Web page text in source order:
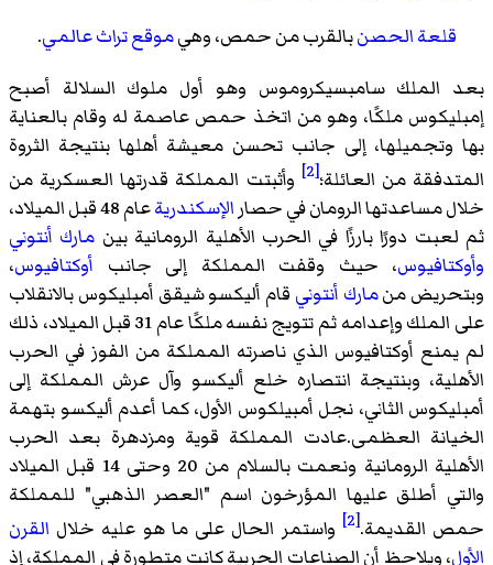
قلعة الحصنبالقرب من حمص، وهيموقع تراث عالمي.
بعد الملك سامبسيكروموس وهو أول ملوك السلالة أصبح
إمبليكوس ملكًا، وهو من اتخذ حمص عاصمة له وقام بالعناية
بها وتجميلها، إلى جانب تحسن معيشة أهلها بنتيجة الثروة
المتدفقة من العائلة؛[2]
وأثبتت المملكة قدرتها العسكرية من
خلال مساعدتها الرومان في حصار الإسكندرية
عام 48 قبل الميلاد،
ثم لعبت دورًا بارزًا في الحرب الأهلية الرومانية بين مارك أنتوني
وأوكتافيوس، حيث وقفت المملكة إلى جانب أوكتافيوس،
وبتحريض منمارك أنتوني قام أليكسو شيقق أمبليكوس بالانقلاب
على الملك وإعدامه ثم تتويج نفسه ملكًا عام 31 قبل الميلاد، ذلك
لم يمنع أوكتافيوس الذي ناصرته المملكة من الفوز في الحرب
الأهلية، وبنتيجة انتصاره خلع أليكسو وآل عرش المملكة إلى
أمبليكوس الثاني، نجل أمبيلكوس الأول، كما أعدم أليكسو بتهمة
الخيانة العظمى.عادت المملكة قوية ومزدهرة بعد الحرب
الأهلية الرومانية ونعمت بالسلام من 20 وحتى 14 قبل الميلاد
والتي أطلق عليها المؤرخون اسم "العصر الذهبي" للمملكة
حمص القديمة.[2] واستمر الحال على ما هو عليه خلال القرن
الأول، ويلاحظ أن الصناعات الحربية كانت متطورة في المملكة، إذ